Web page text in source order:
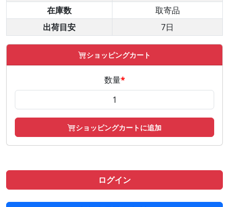
在庫数
取寄品
出荷目安
7日
ショッピングカート
数量*
ショッピングカートに追加
ログイン